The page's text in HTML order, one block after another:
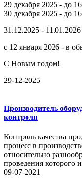
29 декабря 2025 - до
30 декабря 2025 - до
31.12.2025 -
с 12 января 2026 - в
С Новым годом!
29-12-2025
Производитель
контроля
Контроль качества
процесс в
относительно
проведения которого
09-07-2021